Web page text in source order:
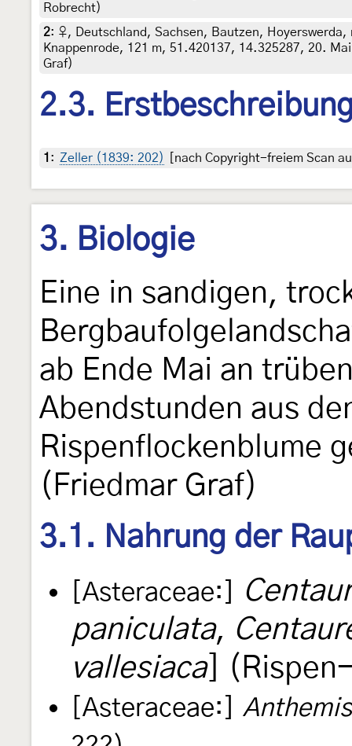
Robrecht)
2: ♀, Deutschland, Sachsen, Bautzen, Hoyerswerda,
Knappenrode, 121 m, 51.420137, 14.325287, 20.
Graf)
2.3.
1 : Zeller (1839: 202) [nach Copyright-freiem Scan
3. Biologie
Eine in sandigen,
ab Ende Mai an
Abendstunden aus
Rispenflockenblume
(Friedmar Graf)
3.1. Nahrung der
[Asteraceae:]
paniculata,
vallesiaca]
[Asteraceae:]